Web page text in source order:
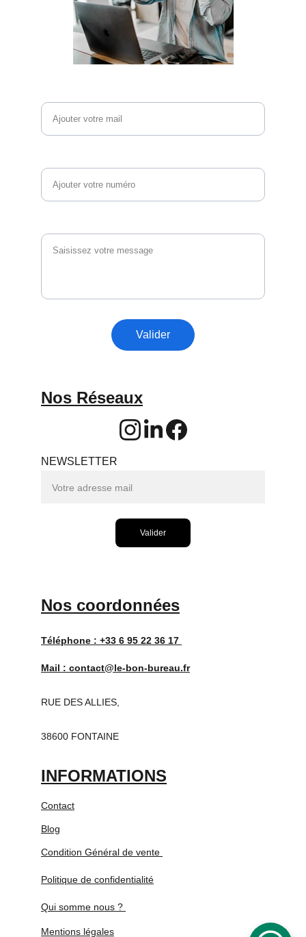
Valider
Téléphone : +33 6 95 22 36 17
Mail : contact@le-bon-bureau.fr
RUE DES ALLIES,
38600 FONTAINE
Politique de confidentialité
Contact
Blog
Condition Général de vente
Nos Réseaux
Nos coordonnées
INFORMATIONS
Mentions légales
NEWSLETTER
Valider
Qui somme nous ?